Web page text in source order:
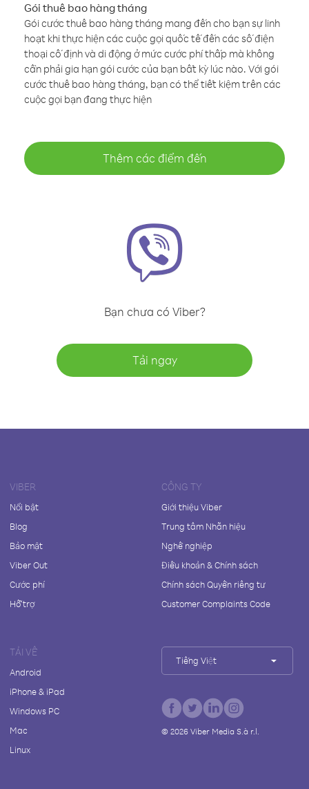
Gói thuê bao hàng tháng
Gói cước thuê bao hàng tháng mang đến cho bạn sự linh
hoạt khi thực hiện các cuộc gọi quốc tế đến các số điện
thoại cố định và di động ở mức cước phí thấp mà không
cần phải gia hạn gói cước của bạn bất kỳ lúc nào. Với gói
cước thuê bao hàng tháng, bạn có thể tiết kiệm trên các
cuộc gọi bạn đang thực hiện
Thêm các điểm đến
Bạn chưa có Viber?
Tải ngay
VIBER
Nổi bật
Blog
Bảo mật
Viber Out
Cước phí
Hỗ trợ
CÔNG TY
Giới thiệu Viber
Trung tâm Nhãn hiệu
Nghề nghiệp
Điều khoản & Chính sách
Chính sách Quyền riêng tư
Customer Complaints Code
TẢI VỀ
Android
iPhone & iPad
Windows PC
Mac
Linux
Tiếng Việt
© 2026Viber Media S.à r.l.